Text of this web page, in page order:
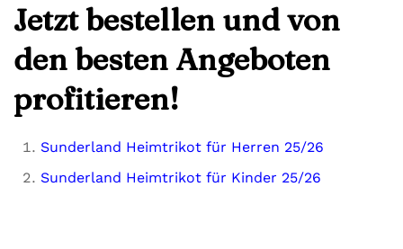
Jetzt bestellen und von
den besten Angeboten
profitieren!
Sunderland Heimtrikot für Herren 25/26
Sunderland Heimtrikot für Kinder 25/26